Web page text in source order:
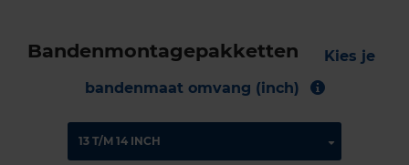
Bandenmontagepakketten
Kies je
bandenmaat omvang (inch)